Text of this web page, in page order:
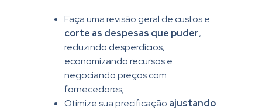
Faça uma revisão geral de custos e
corte as despesas que puder,
reduzindo desperdícios,
economizando recursos e
negociando preços com
fornecedores;
Otimize sua precificação ajustando